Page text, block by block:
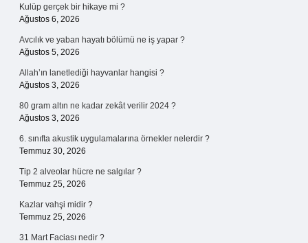
Kulüp gerçek bir hikaye mi ?
Ağustos 6, 2026
Avcılık ve yaban hayatı bölümü ne iş yapar ?
Ağustos 5, 2026
Allah’ın lanetlediği hayvanlar hangisi ?
Ağustos 3, 2026
80 gram altın ne kadar zekât verilir 2024 ?
Ağustos 3, 2026
6. sınıfta akustik uygulamalarına örnekler nelerdir ?
Temmuz 30, 2026
Tip 2 alveolar hücre ne salgılar ?
Temmuz 25, 2026
Kazlar vahşi midir ?
Temmuz 25, 2026
31 Mart Faciası nedir ?